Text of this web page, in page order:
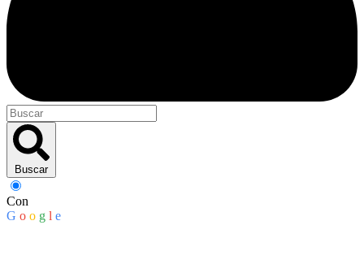
Buscar
Con
G o o g l e